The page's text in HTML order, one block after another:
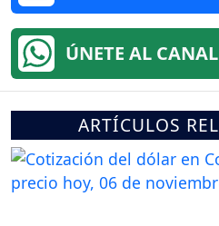
ÚNETE AL
ARTÍCULOS